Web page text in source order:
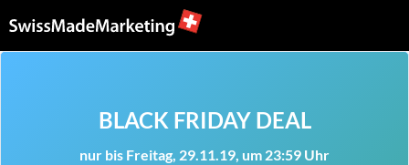
BLACK FRIDAY DEAL
nur bis Freitag, 29.11.19, um 23:59 Uhr